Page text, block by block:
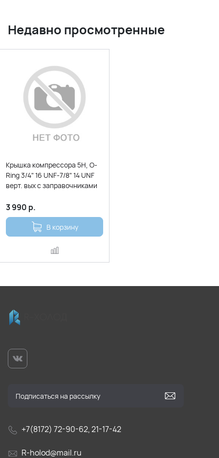
Недавно просмотренные
Крышка компрессора 5H, O-
Ring 3/4" 16 UNF-7/8" 14 UNF
верт. вых с заправочниками
3 990 р.
В корзину
+7(8172) 72-90-62, 21-17-42
R-holod@mail.ru